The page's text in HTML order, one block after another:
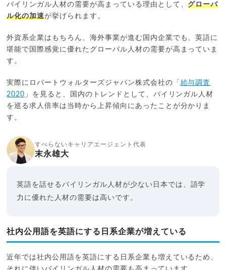
バイリンガル人材の需要が高まっている理由として、グローバ
ル化の加速が挙げられます。
外資系企業はもちろん、海外事業が進む国内企業でも、英語に
堪能で国際感覚に優れたグローバル人材の需要が高まっていま
す。
実際にロバートウォルターズジャパン株式会社の「 給与調査
2020 」を見ると、国内のトレンドとして、バイリンガル人材
を巡る求人倍率は当時から上昇傾向にあったことが分かりま
す。
すべらないキャリアエージェント代表
末永雄大
英語を話せるバイリンガル人材が少ない日本では、語学
力に優れた人材の需要は高いです。
社内公用語を英語にする日系企業が増えている
近年では社内公用語を英語にする日系企業も増えているため、